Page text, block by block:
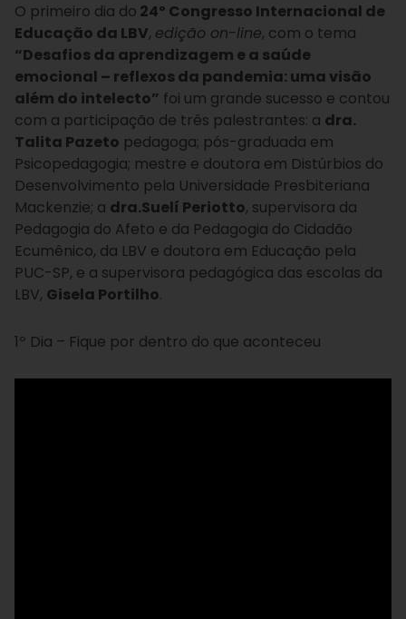
O primeiro dia do 24º Congresso Internacional de
Educação da LBV, edição on-line, com o tema
“Desafios da aprendizagem e a saúde
emocional – reflexos da pandemia: uma visão
além do intelecto” foi um grande sucesso e contou
com a participação de três palestrantes: a dra.
Talita Pazeto pedagoga; pós-graduada em
Psicopedagogia; mestre e doutora em Distúrbios do
Desenvolvimento pela Universidade Presbiteriana
Mackenzie; a dra.Suelí Periotto, supervisora da
Pedagogia do Afeto e da Pedagogia do Cidadão
Ecumênico, da LBV e doutora em Educação pela
PUC-SP, e a supervisora pedagógica das escolas da
LBV, Gisela Portilho.
1º Dia – Fique por dentro do que aconteceu